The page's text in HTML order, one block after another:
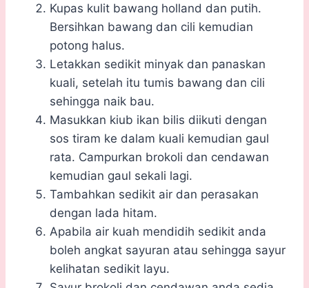
Kupas kulit bawang holland dan putih.
Bersihkan bawang dan cili kemudian
potong halus.
Letakkan sedikit minyak dan panaskan
kuali, setelah itu tumis bawang dan cili
sehingga naik bau.
Masukkan kiub ikan bilis diikuti dengan
sos tiram ke dalam kuali kemudian gaul
rata. Campurkan brokoli dan cendawan
kemudian gaul sekali lagi.
Tambahkan sedikit air dan perasakan
dengan lada hitam.
Apabila air kuah mendidih sedikit anda
boleh angkat sayuran atau sehingga sayur
kelihatan sedikit layu.